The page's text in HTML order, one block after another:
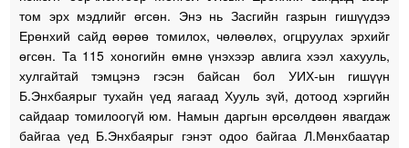
том эрх мэдлийг өгсөн. Энэ нь Засгийн газрын гишүүдээ
Ерөнхий сайд өөрөө томилох, чөлөөлөх, огцруулах эрхийг
өгсөн. Та 115 хоногийн өмнө үнэхээр авлига хээл хахууль,
хулгайтай тэмцэнэ гэсэн байсан бол УИХ-ын гишүүн
Б.Энхбаярыг тухайн үед яагаад Хууль зүй, дотоод хэргийн
сайдаар томилоогүй юм. Намын даргын өрсөлдөөн явагдаж
байгаа үед Б.Энхбаярыг гэнэт одоо байгаа Л.Мөнхбаатар